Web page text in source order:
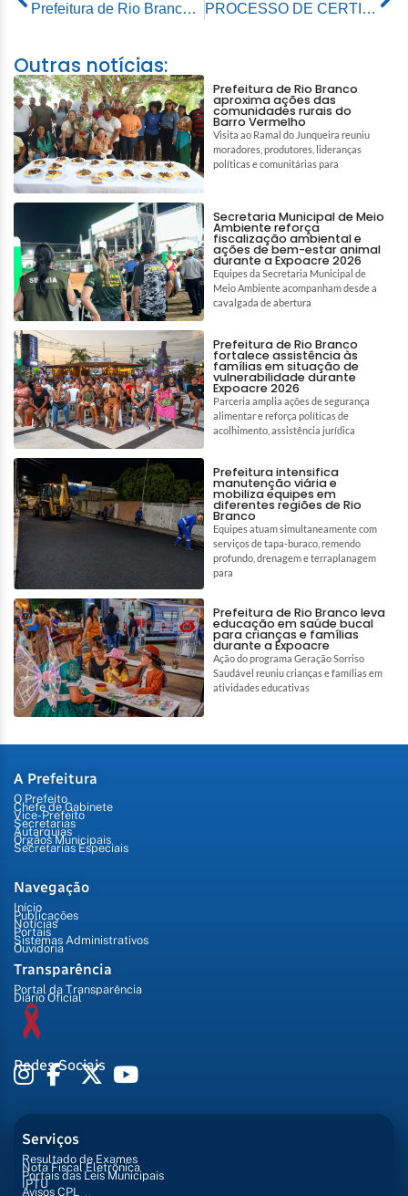
Prefeitura de Rio Branco inaugura quadra de areia na Cidade do Povo
PROCESSO DE CERTIFICAÇÃO OCUPACIONAL E ELEIÇÃO DIRETA PARA A FUNÇÃO DE DIRETOR DAS UNIDADES EDUCATIVAS NA REDE MUNICIPAL DE RIO BRANCO – AC – EDITAL Nº 04/2022 – SEME – RESULTADO FINAL.
Outras notícias:
Prefeitura de Rio Branco
aproxima ações das
comunidades rurais do
Barro Vermelho
Visita ao Ramal do Junqueira reuniu
moradores, produtores, lideranças
políticas e comunitárias para
Secretaria Municipal de Meio
Ambiente reforça
fiscalização ambiental e
ações de bem-estar animal
durante a Expoacre 2026
Equipes da Secretaria Municipal de
Meio Ambiente acompanham desde a
cavalgada de abertura
Prefeitura de Rio Branco
fortalece assistência às
famílias em situação de
vulnerabilidade durante
Expoacre 2026
Parceria amplia ações de segurança
alimentar e reforça políticas de
acolhimento, assistência jurídica
Prefeitura intensifica
manutenção viária e
mobiliza equipes em
diferentes regiões de Rio
Branco
Equipes atuam simultaneamente com
serviços de tapa-buraco, remendo
profundo, drenagem e terraplanagem
para
Prefeitura de Rio Branco leva
educação em saúde bucal
para crianças e famílias
durante a Expoacre
Ação do programa Geração Sorriso
Saudável reuniu crianças e famílias em
atividades educativas
A Prefeitura
O Prefeito
Chefe de Gabinete
Vice-Prefeito
Secretarias
Autarquias
Órgãos Municipais
Secretarias Especiais
Navegação
Início
Publicações
Notícias
Portais
Sistemas Administrativos
Ouvidoria
Transparência
Portal da Transparência
Diário Oficial
Redes Sociais
Serviços
Resultado de Exames
Nota Fiscal Eletrônica
Portais das Leis Municipais
IPTU
Avisos CPL